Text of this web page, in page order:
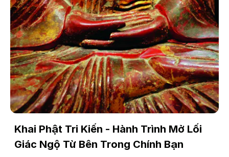
Khai Phật Tri Kiến - Hành Trình Mở Lối
Giác Ngộ Từ Bên Trong Chính Bạn